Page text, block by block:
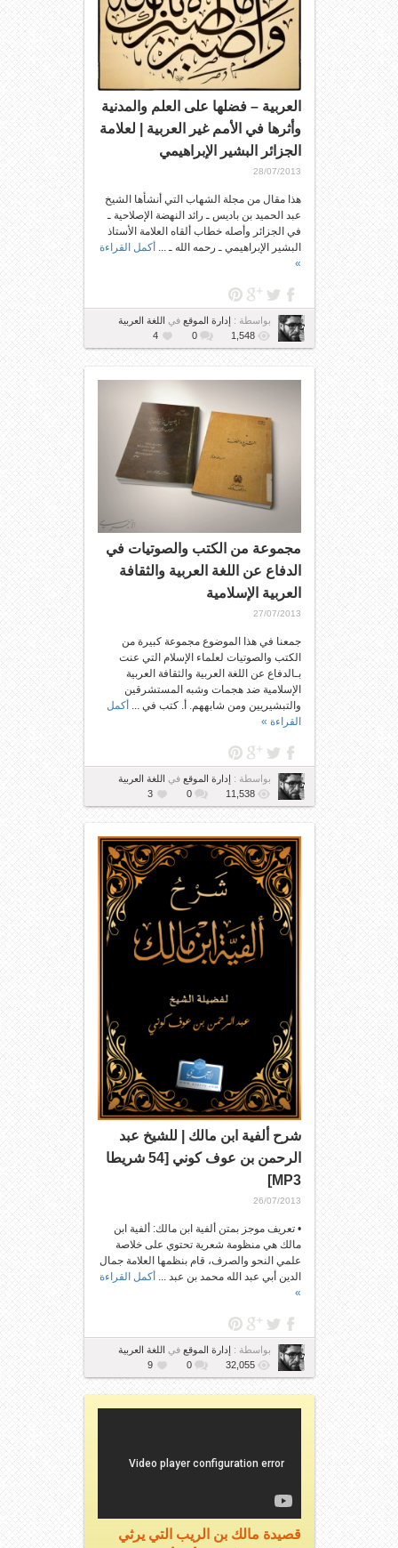
العربية – فضلها على العلم والمدنية
وأثرها في الأمم غير العربية | لعلامة
الجزائر البشير الإبراهيمي
28/07/2013
هذا مقال من مجلة الشهاب التي أنشأها الشيخ
عبد الحميد بن باديس ـ رائد النهضة الإصلاحية ـ
في الجزائر وأصله خطاب ألقاه العلامة الأستاذ
البشير الإبراهيمي ـ رحمه الله ـ ... أكمل القراءة
»
بواسطة : إدارة الموقعفي
اللغة العربية
1,548
0
4
مجموعة من الكتب والصوتيات في
الدفاع عن اللغة العربية والثقافة
العربية الإسلامية
27/07/2013
جمعنا في هذا الموضوع مجموعة كبيرة من
الكتب والصوتيات لعلماء الإسلام التي عنت
بـالدفاع عن اللغة العربية والثقافة العربية
الإسلامية ضد هجمات وشبه المستشرقين
والتبشيريين ومن شابههم. أ. كتب في ...أكمل
القراءة »
بواسطة : إدارة الموقعفي اللغة العربية
11,538
0
3
شرح ألفية ابن مالك | للشيخ عبد
الرحمن بن عوف كوني [54 شريطا
MP3]
26/07/2013
• تعريف موجز بمتن ألفية ابن مالك: ألفية ابن
مالك هي منظومة شعرية تحتوي على خلاصة
علمي النحو والصرف، قام بنظمها العلامة جمال
الدين أبي عبد الله محمد بن عبد ... أكمل القراءة
»
بواسطة : إدارة الموقعفي اللغة العربية
32,055
0
9
قصيدة مالك بن الريب التي يرثي